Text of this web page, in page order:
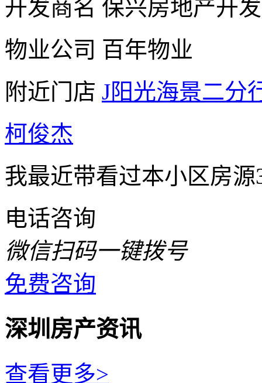
开发商名 保兴房地产开
物业公司 百年物业
附近门店 J阳光海景二分
柯俊杰
我最近带看过本小区房
电话咨询
微信扫码一键拨号
免费咨询
深圳房产资讯
查看更多>